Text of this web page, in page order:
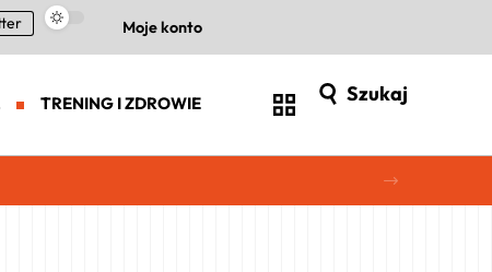
Moje konto
TRENING I ZDROWIE Szukaj